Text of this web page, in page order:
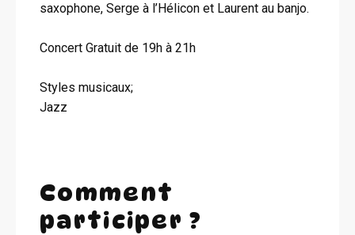
saxophone, Serge à l’Hélicon et Laurent au banjo.
Concert Gratuit de 19h à 21h
Styles musicaux;
Jazz
Comment
participer ?